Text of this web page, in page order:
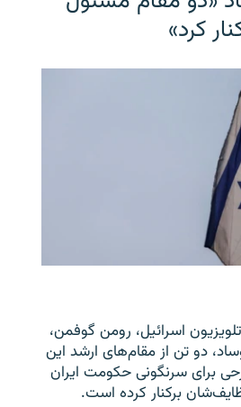
کرد»
بر اساس گزارش کانال ۱۲ تلویزیون اسرائیل، رومن گوفمن،
دو تن از مقام‌های ارشد این
برای سرنگونی حکومت ایران
برکنار کرده است.